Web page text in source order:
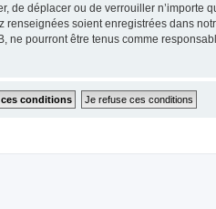
déplacer ou de verrouiller n’importe
soient enregistrées dans
pourront être tenus comme